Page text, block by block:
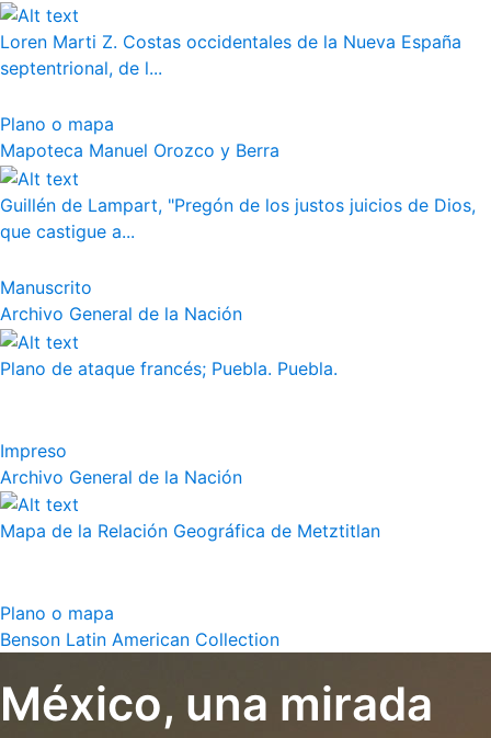
Loren Marti Z. Costas occidentales de la Nueva España
septentrional, de l...
Plano o mapa
Mapoteca Manuel Orozco y Berra
Guillén de Lampart, "Pregón de los justos juicios de Dios,
que castigue a...
Manuscrito
Archivo General de la Nación
Plano de ataque francés; Puebla. Puebla.
Impreso
Archivo General de la Nación
Mapa de la Relación Geográfica de Metztitlan
Plano o mapa
Benson Latin American Collection
México, una mirada